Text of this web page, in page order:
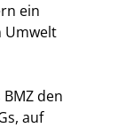
ein
Umwelt
den
auf